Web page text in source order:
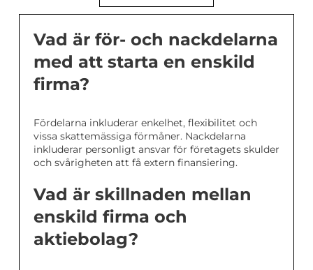
Vad är för- och nackdelarna
med att starta en enskild
firma?
Fördelarna inkluderar enkelhet, flexibilitet och
vissa skattemässiga förmåner. Nackdelarna
inkluderar personligt ansvar för företagets skulder
och svårigheten att få extern finansiering.
Vad är skillnaden mellan
enskild firma och
aktiebolag?